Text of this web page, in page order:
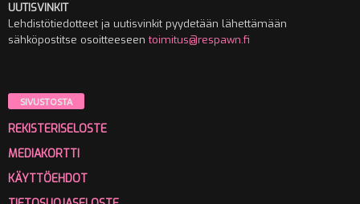
UUTISVINKIT
Lehdistötiedotteet ja uutisvinkit pyydetään lähettämään
sähköpostitse osoitteeseentoimitus@respawn.fi
SIVUSTOSTA
REKISTERISELOSTE
MEDIAKORTTI
KÄYTTÖEHDOT